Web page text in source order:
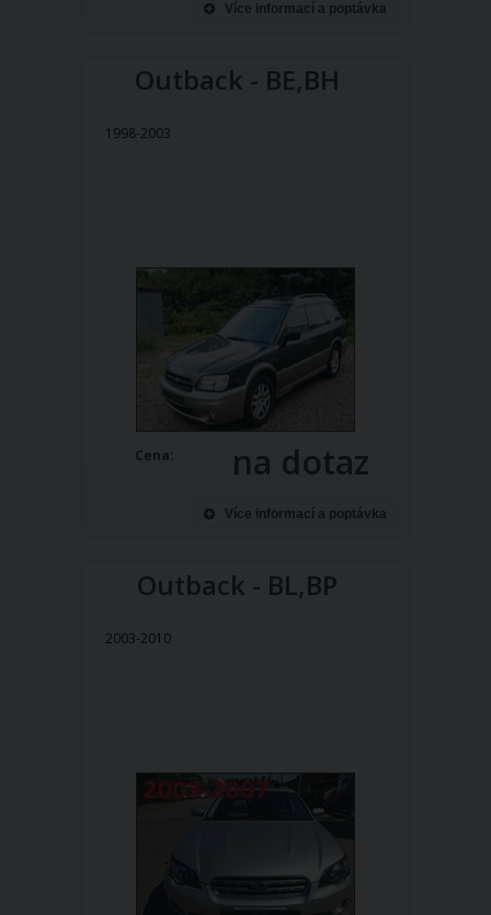
Více informací a poptávka
Outback - BE,BH
1998-2003
Cena: na dotaz
Více informací a poptávka
Outback - BL,BP
2003-2010